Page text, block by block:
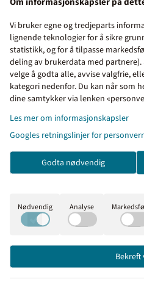
Det er enkelt å bestille produkter i vår
klikk på handlekurv-symbolet oppe til
videre til kassen.
Alle med et
kommuner o.l) får tilsendt
betalingsfrist på EHF eller e-
butikken via Klarna eller Vipps.
Forventet leveringstid fra oss er
leveringen kan vi sende med
Merkefabrikken holder til i
syd for Oslo). Våre åpningstider
virkedager.
Sentralbord:64 80 90 50
Priser inkl.
mva
I denne
velge om du vil
med eller uten
Vi bruker egne og tredjeparts
lignende teknologier for å sikre
statistikk, og for å tilpasse
deling av brukerdata med
velge å godta alle, avvise valgfrie,
kategori nedenfor. Du kan når som
dine samtykker via lenken
Les mer om informasjonskapsler
Googles retningslinjer for
Godta nødvendig
Nødvendig Analyse
Bekreft